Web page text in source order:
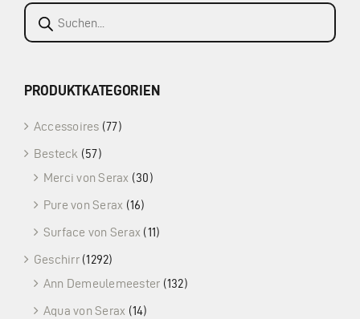
Products
search
PRODUKTKATEGORIEN
Accessoires (77)
Besteck (57)
Merci von Serax (30)
Pure von Serax (16)
Surface von Serax (11)
Geschirr (1292)
Ann Demeulemeester (132)
Aqua von Serax (14)